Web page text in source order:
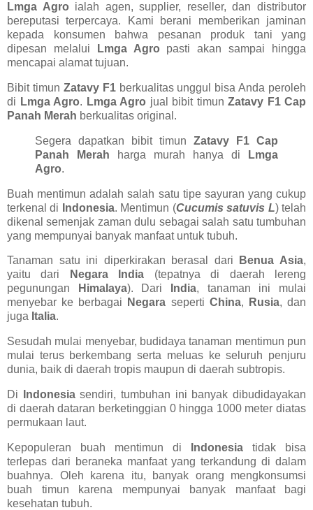
Lmga Agro ialah agen, supplier, reseller, dan distributor
bereputasi terpercaya. Kami berani memberikan jaminan
kepada konsumen bahwa pesanan produk tani yang
dipesan melalui
Lmga Agro pasti akan sampai hingga
mencapai alamat tujuan.
Bibit timun Zatavy F1 berkualitas unggul bisa Anda peroleh
di Lmga Agro. Lmga Agro jual bibit timun Zatavy F1 Cap
Panah Merah berkualitas original.
Segera dapatkan bibit timun Zatavy F1 Cap
Panah Merah harga murah hanya di
Lmga
Agro.
Buah mentimun adalah salah satu tipe sayuran yang cukup
terkenal di
Indonesia. Mentimun (Cucumis satuvis L) telah
dikenal semenjak zaman dulu sebagai salah satu tumbuhan
yang mempunyai banyak manfaat untuk tubuh.
Tanaman satu ini diperkirakan berasal dari Benua Asia,
yaitu dari
Negara India (tepatnya di daerah lereng
pegunungan
Himalaya). Dari India, tanaman ini mulai
menyebar ke berbagai
Negara seperti China, Rusia, dan
juga Italia.
Sesudah mulai menyebar, budidaya tanaman mentimun pun
mulai terus berkembang serta meluas ke seluruh penjuru
dunia, baik di daerah tropis maupun di daerah subtropis.
Di Indonesiasendiri, tumbuhan ini banyak dibudidayakan
di daerah dataran berketinggian 0 hingga 1000 meter diatas
permukaan laut.
Kepopuleran buah mentimun di Indonesia tidak bisa
terlepas dari beraneka manfaat yang terkandung di dalam
buahnya. Oleh karena itu, banyak orang mengkonsumsi
buah timun karena mempunyai banyak manfaat bagi
kesehatan tubuh.